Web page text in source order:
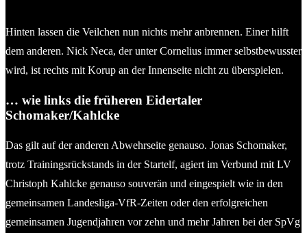
Hinten lassen die Veilchen nun nichts mehr anbrennen. Einer hilft
dem anderen. Nick Neca, der unter Cornelius immer selbstbewusster
wird, ist rechts mit Korup an der Innenseite nicht zu überspielen.
… wie links die früheren Eidertaler
Schomaker/Kahlcke
Das gilt auf der anderen Abwehrseite genauso. Jonas Schomaker,
trotz Trainingsrückstands in der Startelf, agiert im Verbund mit LV
Christoph Kahlcke genauso souverän und eingespielt wie in den
gemeinsamen Landesliga-VfR-Zeiten oder den erfolgreichen
gemeinsamen Jugendjahren vor zehn und mehr Jahren bei der SpVg